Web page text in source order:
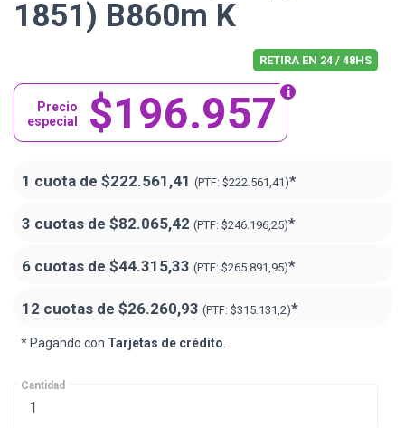
1851) B860m K
RETIRA EN 24 / 48HS
$196.957
Precio
especial
1 cuota de $222.561,41 (PTF: $222.561,41)*
3 cuotas de $82.065,42 (PTF: $246.196,25)*
6 cuotas de $44.315,33 (PTF: $265.891,95)*
12 cuotas de $26.260,93 (PTF: $315.131,2)*
* Pagando con Tarjetas de crédito.
Cantidad